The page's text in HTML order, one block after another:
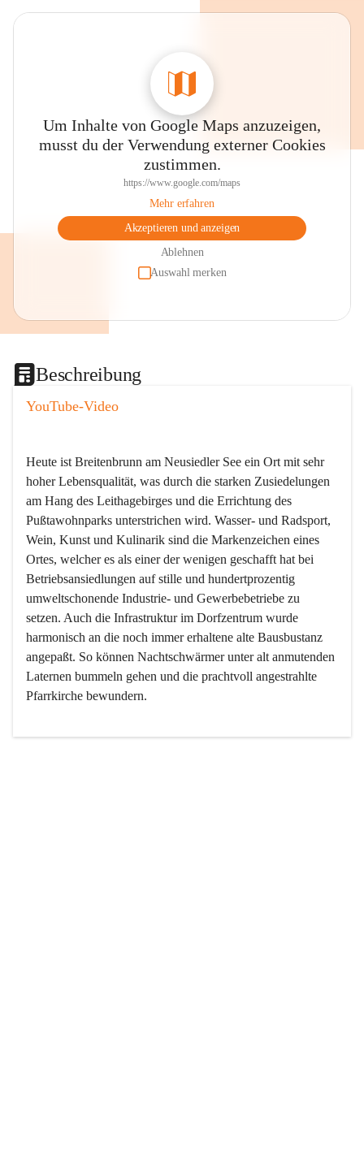
Um Inhalte von Google Maps anzuzeigen,
musst du der Verwendung externer Cookies
zustimmen.
https://www.google.com/maps
Mehr erfahren
Akzeptieren und anzeigen
Ablehnen
Auswahl merken
Beschreibung
YouTube-Video
Heute ist Breitenbrunn am Neusiedler See ein Ort mit sehr
hoher Lebensqualität, was durch die starken Zusiedelungen
am Hang des Leithagebirges und die Errichtung des
Pußtawohnparks unterstrichen wird. Wasser- und Radsport,
Wein, Kunst und Kulinarik sind die Markenzeichen eines
Ortes, welcher es als einer der wenigen geschafft hat bei
Betriebsansiedlungen auf stille und hundertprozentig
umweltschonende Industrie- und Gewerbebetriebe zu
setzen. Auch die Infrastruktur im Dorfzentrum wurde
harmonisch an die noch immer erhaltene alte Bausbustanz
angepaßt. So können Nachtschwärmer unter alt anmutenden
Laternen bummeln gehen und die prachtvoll angestrahlte
Pfarrkirche bewundern.
Der Weinbau dominert heute nicht mehr, ist aber integrativer